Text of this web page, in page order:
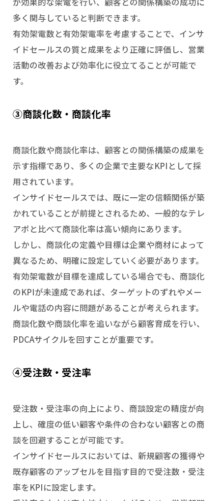
多く関与していると判断できます。
有効架電数と有効架電率を考慮することで、インサ
イドセールスの質と成果をより正確に評価し、営業
活動の改善および効率化に役立てることが可能で
す。
③商談化数・商談化率
商談化数や商談化率は、顧客との関係構築の成果を
示す指標であり、多くの企業で主要なKPIとして採
用されています。
インサイドセールスでは、既に一定の信頼関係が築
かれていることが前提とされるため、一般的なテレ
アポと比べて商談化率は高い傾向にあります。
しかし、商談化の定義や目標は企業や商材によって
異なるため、明確に設定していく必要があります。
有効架電数が目標を達成している場合でも、商談化
のKPIが未達成であれば、ターゲットのずれやメー
ルや電話の内容に問題があることが考えられます。
商談化数や商談化率を追いながら顧客育成を行い、
PDCAサイクルを回すことが重要です。
④受注数・受注率
受注数・受注率の向上により、商談設定の精度が向
上し、確度の低い顧客や条件の合わない顧客との商
談を回避することが可能です。
インサイドセールスにおいては、新規顧客の獲得や
既存顧客のアップセルを目指す目的で受注数・受注
率をKPIに設定します。